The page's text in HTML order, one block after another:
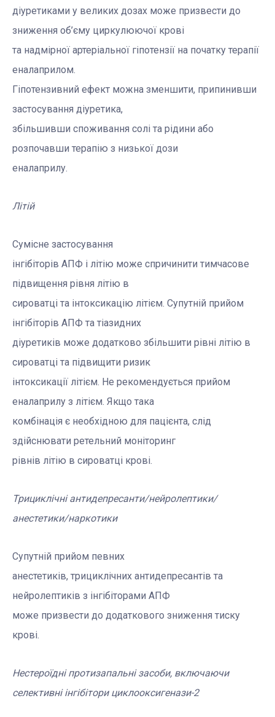
діуретиками у великих дозах може призвести до
зниження об’єму циркулюючої крові
та надмірної артеріальної гіпотензії на початку терапії
еналаприлом.
Гіпотензивний ефект можна зменшити, припинивши
застосування діуретика,
збільшивши споживання солі та рідини або
розпочавши терапію з низької дози
еналаприлу.
Літій
Сумісне застосування
інгібіторів АПФ і літію може спричинити тимчасове
підвищення рівня літію в
сироватці та інтоксикацію літієм. Супутній прийом
інгібіторів АПФ та тіазидних
діуретиків може додатково збільшити рівні літію в
сироватці та підвищити ризик
інтоксикації літієм. Не рекомендується прийом
еналаприлу з літієм. Якщо така
комбінація є необхідною для пацієнта, слід
здійснювати ретельний моніторинг
рівнів літію в сироватці крові.
Трициклічні антидепресанти/нейролептики/
анестетики/наркотики
Супутній прийом певних
анестетиків, трициклічних антидепресантів та
нейролептиків з інгібіторами АПФ
може призвести до додаткового зниження тиску
крові.
Нестероїдні протизапальні засоби, включаючи
селективні інгібітори циклооксигенази-2